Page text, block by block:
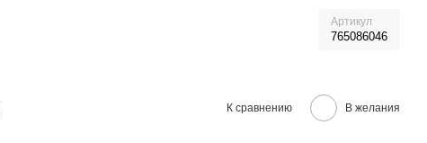
Артикул
765086046
К сравнению В желания